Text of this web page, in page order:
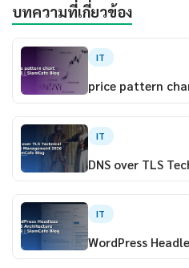
บทความที่เกี่ยวข้อง
IT
price pattern
IT
DNS over TLS
IT
WordPress